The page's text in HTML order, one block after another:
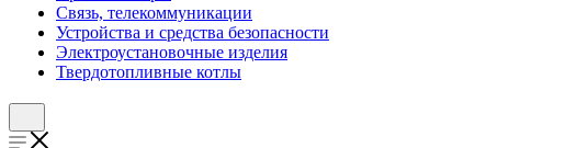
Связь, телекоммуникации
Устройства и средства безопасности
Электроустановочные изделия
Твердотопливные котлы